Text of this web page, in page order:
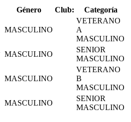
Género Club:
Categoría
MASCULINO
VETERANO
A
MASCULINO
MASCULINO
SENIOR
MASCULINO
MASCULINO
VETERANO
B
MASCULINO
MASCULINO
SENIOR
MASCULINO